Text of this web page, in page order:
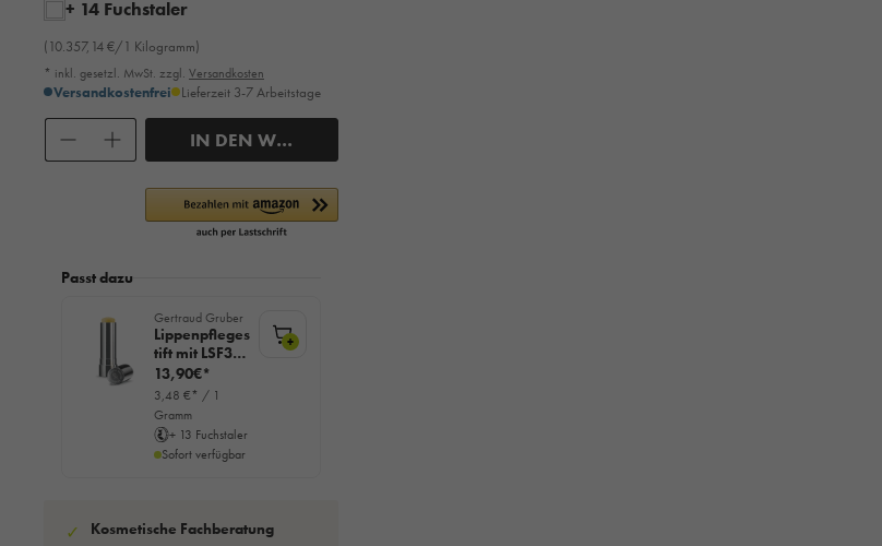
+ 14 Fuchstaler
(10.357,14 €/1 Kilogramm)
* inkl. gesetzl. MwSt. zzgl. Versandkosten
Versandkostenfrei Lieferzeit 3-7 Arbeitstage
IN DEN WARENKORB
Passt dazu
Gertraud Gruber
Lippenpfleges
tift mit LSF30,
4g
13,90€*
3,48 €* / 1
Gramm
+ 13 Fuchstaler
Sofort verfügbar
+
✓ Kosmetische Fachberatung